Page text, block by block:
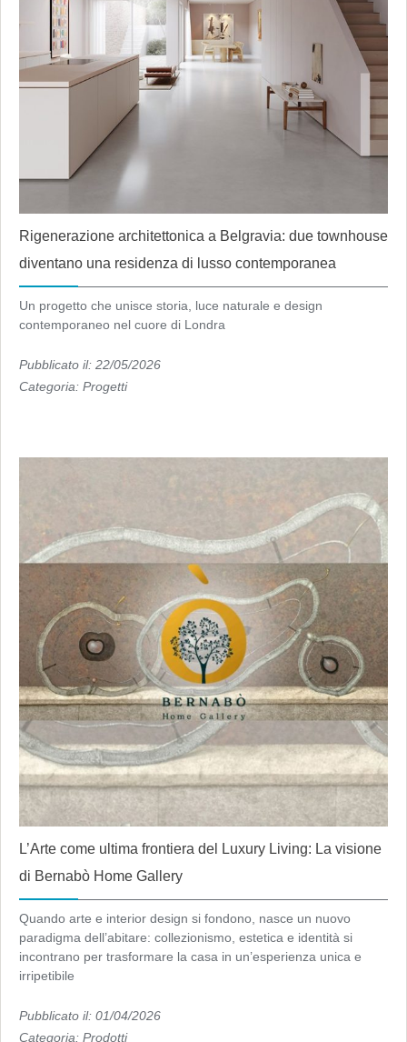
Rigenerazione architettonica a Belgravia: due townhouse
diventano una residenza di lusso contemporanea
Un progetto che unisce storia, luce naturale e design
contemporaneo nel cuore di Londra
Pubblicato il: 22/05/2026
Categoria: Progetti
L’Arte come ultima frontiera del Luxury Living: La visione
di Bernabò Home Gallery
Quando arte e interior design si fondono, nasce un nuovo
paradigma dell’abitare: collezionismo, estetica e identità si
incontrano per trasformare la casa in un’esperienza unica e
irripetibile
Pubblicato il: 01/04/2026
Categoria: Prodotti